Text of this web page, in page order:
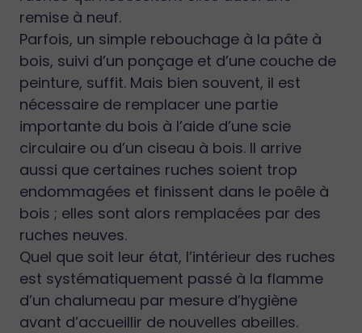
remise à neuf.
Parfois, un simple rebouchage à la pâte à
bois, suivi d’un ponçage et d’une couche de
peinture, suffit. Mais bien souvent, il est
nécessaire de remplacer une partie
importante du bois à l’aide d’une scie
circulaire ou d’un ciseau à bois. Il arrive
aussi que certaines ruches soient trop
endommagées et finissent dans le poêle à
bois ; elles sont alors remplacées par des
ruches neuves.
Quel que soit leur état, l’intérieur des ruches
est systématiquement passé à la flamme
d’un chalumeau par mesure d’hygiène
avant d’accueillir de nouvelles abeilles.